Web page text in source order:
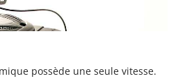
possède une seule vitesse.